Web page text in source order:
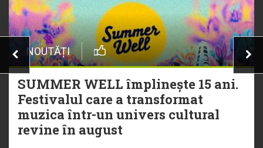
NOUTĂȚI
SUMMER WELL împlinește 15 ani.
Festivalul care a transformat
muzica într-un univers cultural
revine în august